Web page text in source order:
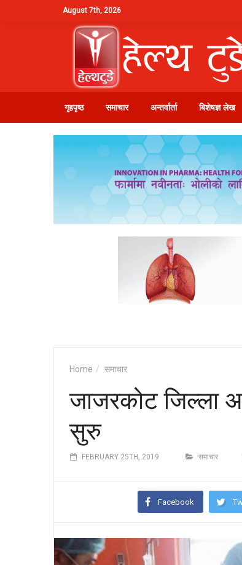
August 7th, 2026
गृहपृष्ठ समाचार अन्तर्वार्ता बिशेषज्ञ लेख
Home समाचार
जाजरकोट जिल्ला
सुरु
FEBRUARY 25TH, 2019 समाचार
Facebook